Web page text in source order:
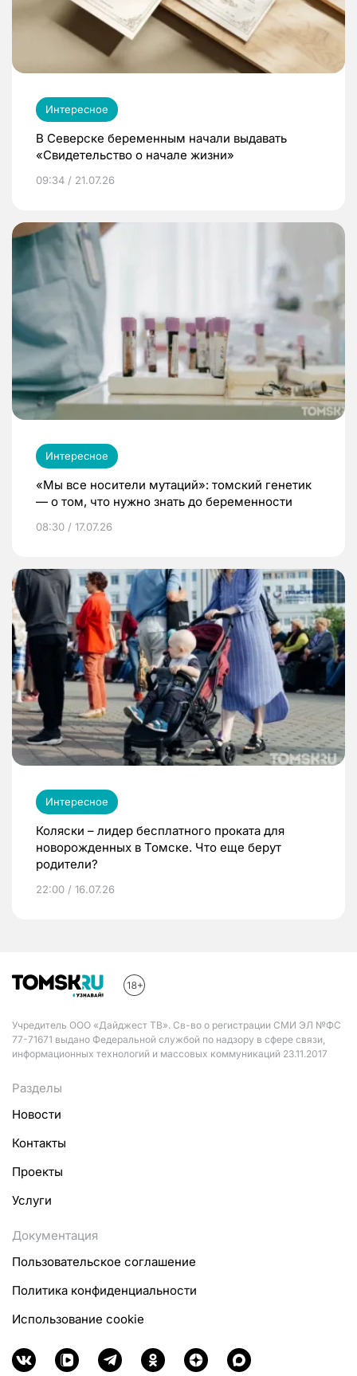
Интересное
В Северске беременным начали выдавать
«Свидетельство о начале жизни»
09:34 / 21.07.26
Интересное
«Мы все носители мутаций»: томский генетик
— о том, что нужно знать до беременности
08:30 / 17.07.26
Интересное
Коляски – лидер бесплатного проката для
новорожденных в Томске. Что еще берут
родители?
22:00 / 16.07.26
Учредитель ООО «Дайджест ТВ». Св-во о регистрации СМИ ЭЛ №ФС
77-71671 выдано Федеральной службой по надзору в сфере связи,
информационных технологий и массовых коммуникаций 23.11.2017
Разделы
Новости
Контакты
Проекты
Услуги
Документация
Пользовательское соглашение
Политика конфиденциальности
Использование cookie